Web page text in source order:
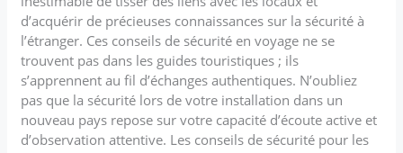
d’acquérir de précieuses connaissances sur la sécurité à
l’étranger. Ces conseils de sécurité en voyage ne se
trouvent pas dans les guides touristiques ; ils
s’apprennent au fil d’échanges authentiques. N’oubliez
pas que la sécurité lors de votre installation dans un
nouveau pays repose sur votre capacité d’écoute active et
d’observation attentive. Les conseils de sécurité pour les